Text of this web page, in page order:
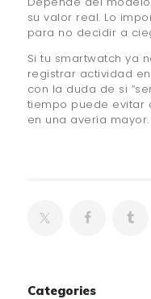
su valor real. Lo
para no decidir a
Si tu smartwatch ya
registrar actividad
con la duda de si
tiempo puede evitar
en una avería mayor.
Categories